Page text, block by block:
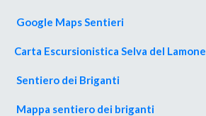
Google Maps Sentieri
Carta Escursionistica Selva del Lamone
Sentiero dei Briganti
Mappa sentiero dei briganti